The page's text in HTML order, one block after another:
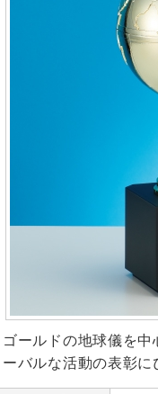
ゴールドの地球儀を
ーバルな活動の表彰